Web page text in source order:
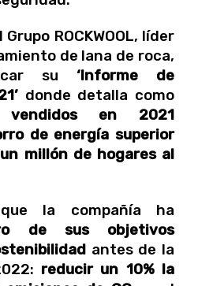
ROCKWOOL, líder
de lana de roca,
su ‘Informe de
donde detalla como
vendidos en 2021
de energía superior
millón de hogares al
la compañía ha
de sus objetivos
antes de la
reducir un 10% la